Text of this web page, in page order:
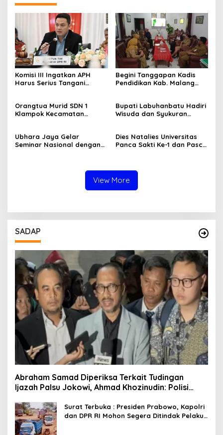
Komisi III Ingatkan APH
Harus Serius Tangani
Begini Tanggapan Kadis
Pendidikan Kab. Malang
Orangtua Murid SDN 1
Klampok Kecamatan
Bupati Labuhanbatu Hadiri
Wisuda dan Syukuran
Ubhara Jaya Gelar
Seminar Nasional dengan
Dies Natalies Universitas
Panca Sakti Ke-1 dan Pasca
View More
SADAP
Abraham Samad Diperiksa Terkait Tudingan
Ijazah Palsu Jokowi, Ahmad Khozinudin: Polisi
Surat Terbuka : Presiden Prabowo, Kapolri
dan DPR RI Mohon Segera Ditindak Pelaku